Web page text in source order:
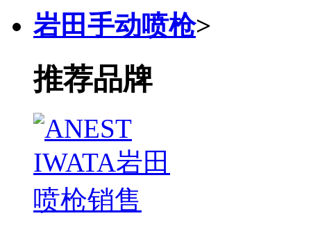
岩田手动喷枪>
推荐品牌